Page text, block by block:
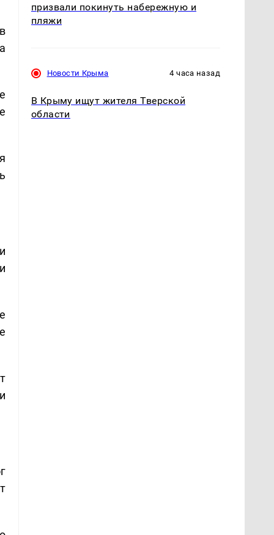
призвали покинуть набережную и
пляжи
Новости Крыма 4 часа назад
В Крыму ищут жителя Тверской
области